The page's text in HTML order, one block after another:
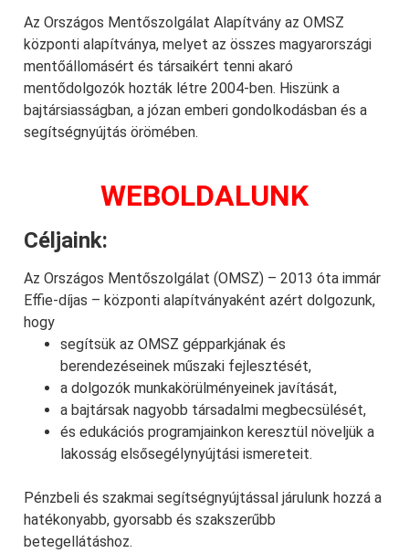
Az Országos Mentőszolgálat Alapítvány az OMSZ
központi alapítványa, melyet az összes magyarországi
mentőállomásért és társaikért tenni akaró
mentődolgozók hozták létre 2004-ben. Hiszünk a
bajtársiasságban, a józan emberi gondolkodásban és a
segítségnyújtás örömében.
WEBOLDALUNK
Céljaink:
Az Országos Mentőszolgálat (OMSZ) – 2013 óta immár
Effie-díjas – központi alapítványaként azért dolgozunk,
hogy
segítsük az OMSZ gépparkjának és
berendezéseinek műszaki fejlesztését,
a dolgozók munkakörülményeinek javítását,
a bajtársak nagyobb társadalmi megbecsülését,
és edukációs programjainkon keresztül növeljük a
lakosság elsősegélynyújtási ismereteit.
Pénzbeli és szakmai segítségnyújtással járulunk hozzá a
hatékonyabb, gyorsabb és szakszerűbb
betegellátáshoz.